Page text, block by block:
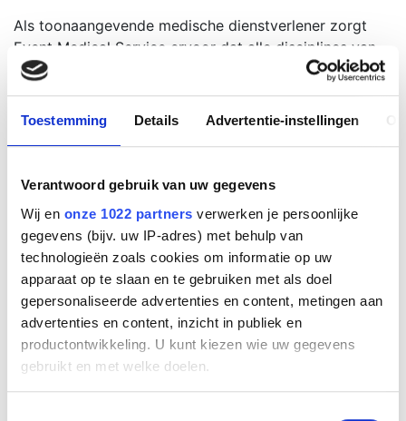
Toestemming Details Advertentie-instellingen
Verantwoord gebruik van uw gegevens
Wij en onze 1022 partners verwerken je persoonlijke
gegevens (bijv. uw IP-adres) met behulp van
technologieën zoals cookies om informatie op uw
apparaat op te slaan en te gebruiken met als doel
gepersonaliseerde advertenties en content, metingen aan
advertenties en content, inzicht in publiek en
productontwikkeling. U kunt kiezen wie uw gegevens
gebruikt en met welke doelen.
Als toonaangevende medische dienstverlener zorgt
Event Medical Service ervoor dat alle disciplines van
hulpverlening aanwezig zijn om ervoor te zorgen dat
het evenement soepel verloopt. Met een groot team
aan hulpverleners die dagelijks worden ingezet, staat
Championships te ondersteunen bij eventuele
Afgelopen jaar heeft Event Medical Service een
succesvolle hulpverlening afgeleverd tijdens het
wereldkampioenschap zeilen voor de jeugd. Wij kijken
uit naar een goed vervolg nu de hoogste elite
langskomt voor hun zeilkampioenschap.
Heeft u nog vragen?